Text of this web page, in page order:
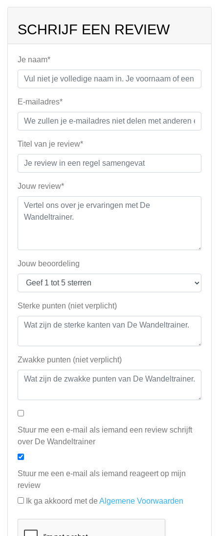
SCHRIJF EEN REVIEW
Je naam*
E-mailadres*
Titel van je review*
Jouw review*
Jouw beoordeling
Sterke punten (niet verplicht)
Zwakke punten (niet verplicht)
Stuur me een e-mail als iemand een review schrijft
over De Wandeltrainer
Stuur me een e-mail als iemand reageert op mijn
review
Ik ga akkoord met de Algemene Voorwaarden